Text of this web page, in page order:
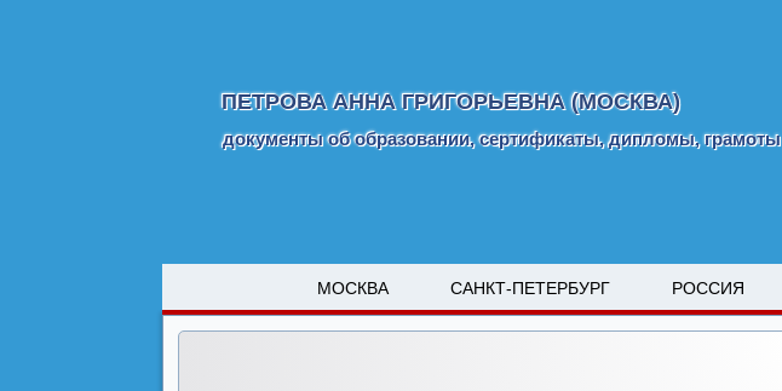
ПЕТРОВА АННА ГРИГОРЬЕВНА (МОСКВА)
документы об образовании, сертификаты, дипломы, грамоты
МОСКВА САНКТ-ПЕТЕРБУРГ РОССИЯ